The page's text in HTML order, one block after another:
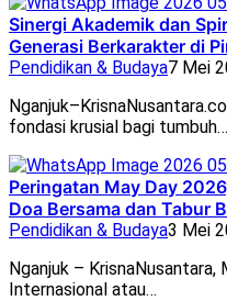
Sinergi Akademik dan
Generasi Berkarakter di
Pendidikan & Budaya7 Mei
fondasi krusial bagi tumbuh…
Peringatan May Day
Doa Bersama dan Tabur
Pendidikan & Budaya3 Mei
Nganjuk – KrisnaNusantara,
Internasional atau…